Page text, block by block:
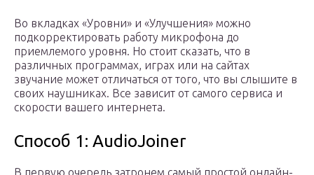
Во вкладках «Уровни» и «Улучшения» можно
подкорректировать работу микрофона до
приемлемого уровня. Но стоит сказать, что в
различных программах, играх или на сайтах
звучание может отличаться от того, что вы слышите в
своих наушниках. Все зависит от самого сервиса и
скорости вашего интернета.
Способ 1: AudioJoiner
В первую очередь затронем самый простой онлайн-